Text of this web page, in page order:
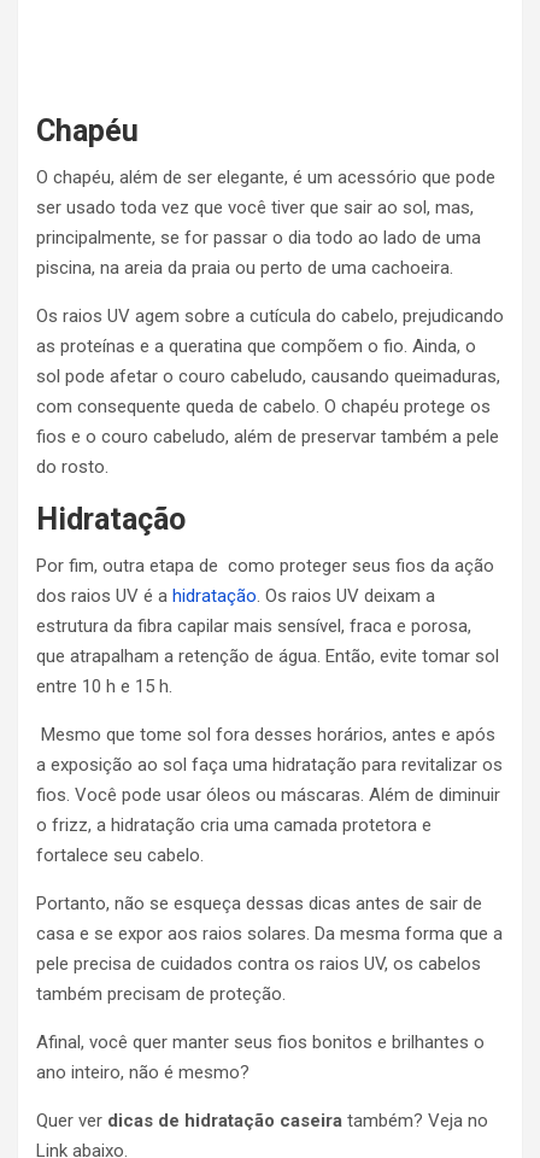
Chapéu
O chapéu, além de ser elegante, é um acessório que pode
ser usado toda vez que você tiver que sair ao sol, mas,
principalmente, se for passar o dia todo ao lado de uma
piscina, na areia da praia ou perto de uma cachoeira.
Os raios UV agem sobre a cutícula do cabelo, prejudicando
as proteínas e a queratina que compõem o fio. Ainda, o
sol pode afetar o couro cabeludo, causando queimaduras,
com consequente queda de cabelo. O chapéu protege os
fios e o couro cabeludo, além de preservar também a pele
do rosto.
Hidratação
Por fim, outra etapa de como proteger seus fios da ação
dos raios UV é a hidratação. Os raios UV deixam a
estrutura da fibra capilar mais sensível, fraca e porosa,
que atrapalham a retenção de água. Então, evite tomar sol
entre 10 h e 15 h.
Mesmo que tome sol fora desses horários, antes e após
a exposição ao sol faça uma hidratação para revitalizar os
fios. Você pode usar óleos ou máscaras. Além de diminuir
o frizz, a hidratação cria uma camada protetora e
fortalece seu cabelo.
Portanto, não se esqueça dessas dicas antes de sair de
casa e se expor aos raios solares. Da mesma forma que a
pele precisa de cuidados contra os raios UV, os cabelos
também precisam de proteção.
Afinal, você quer manter seus fios bonitos e brilhantes o
ano inteiro, não é mesmo?
Quer ver dicas de hidratação caseira também? Veja no
Link abaixo.